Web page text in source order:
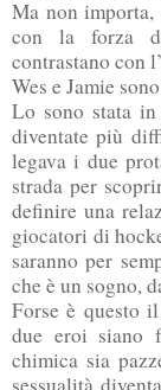
Ma non
con la forza
contrastano con
Wes e Jamie
Lo sono stata in
diventate più
legava i due
strada per
definire una
giocatori di
saranno per
che è un sogno,
Forse è questo
due eroi siano
chimica sia